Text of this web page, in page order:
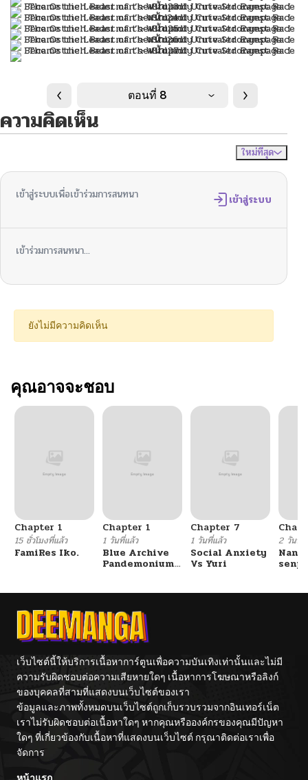
ตอนที่ 8
ความคิดเห็น
ใหม่ที่สุด
เข้าสู่ระบบเพื่อเข้าร่วมการสนทนา เข้าสู่ระบบ
เข้าร่วมการสนทนา...
ยังไม่มีความคิดเห็น
คุณอาจจะชอบ
Chapter 1
15 ชั่วโมงที่แล้ว
FamiRes Iko.
Chapter 1
1 วันที่แล้ว
Blue Archive
Pandemonium
Chapter 7
1 วันที่แล้ว
Social Anxiety
Vs Yuri
2 วันที่แ
เว็บไซต์นี้ให้บริการเนื้อหาการ์ตูนเพื่อความบันเทิงเท่านั้นและไม่มี
ความรับผิดชอบต่อความเสียหายใดๆ เนื้อหาการโฆษณาหรือลิงก์
ของบุคคลที่สามที่แสดงบนเว็บไซต์ของเรา
ข้อมูลและภาพทั้งหมดบนเว็บไซต์ถูกเก็บรวบรวมจากอินเทอร์เน็ต
เราไม่รับผิดชอบต่อเนื้อหาใดๆ หากคุณหรือองค์กรของคุณมีปัญหา
ใดๆ ที่เกี่ยวข้องกับเนื้อหาที่แสดงบนเว็บไซต์ กรุณาติดต่อเราเพื่อ
จัดการ